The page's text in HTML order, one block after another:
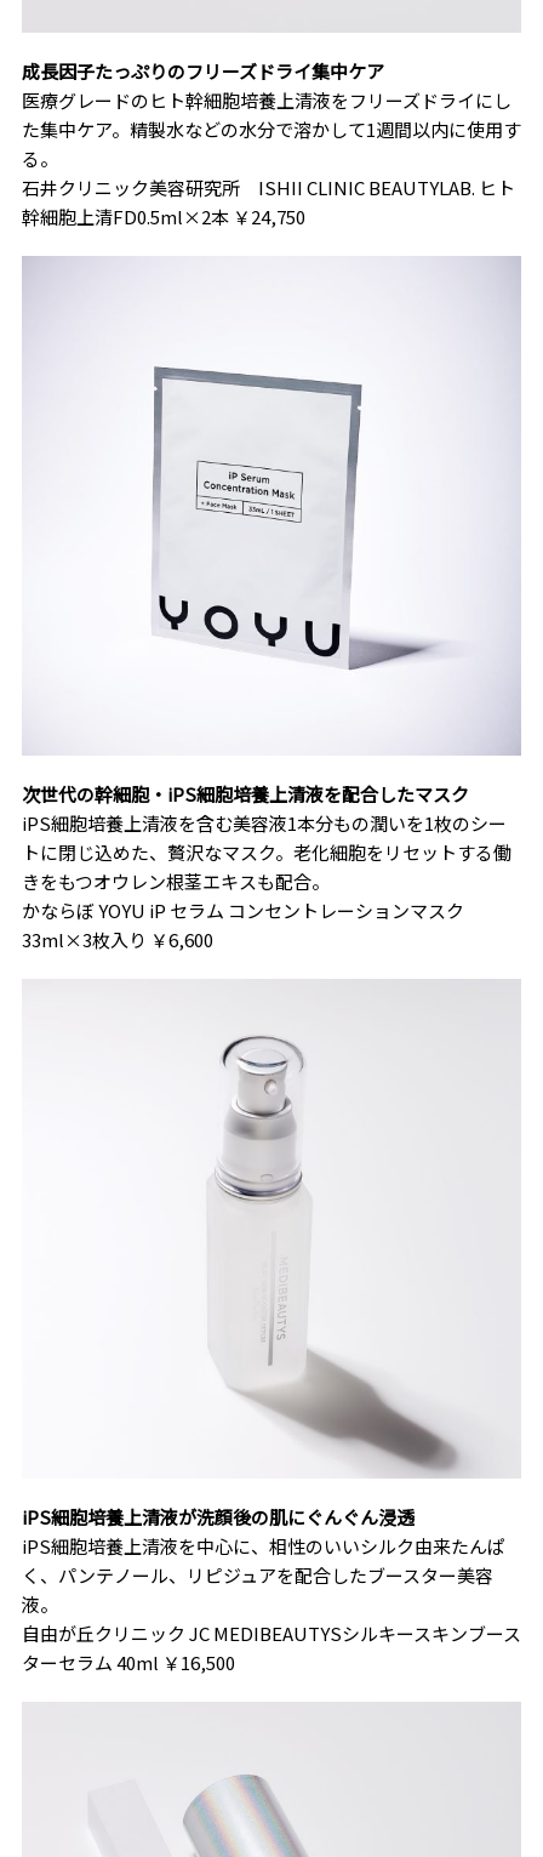
成長因子たっぷりのフリーズドライ集中ケア
医療グレードのヒト幹細胞培養上清液をフリーズドライにし
た集中ケア。精製水などの水分で溶かして1週間以内に使用す
る。
石井クリニック美容研究所 ISHII CLINIC BEAUTYLAB. ヒト
幹細胞上清FD0.5ml×2本 ￥24,750
次世代の幹細胞・iPS細胞培養上清液を配合したマスク
iPS細胞培養上清液を含む美容液1本分もの潤いを1枚のシー
トに閉じ込めた、贅沢なマスク。老化細胞をリセットする働
きをもつオウレン根茎エキスも配合。
かならぼ YOYU iP セラム コンセントレーションマスク
33ml×3枚入り ￥6,600
iPS細胞培養上清液が洗顔後の肌にぐんぐん浸透
iPS細胞培養上清液を中心に、相性のいいシルク由来たんぱ
く、パンテノール、リピジュアを配合したブースター美容
液。
自由が丘クリニック JC MEDIBEAUTYSシルキースキンブース
ターセラム 40ml ￥16,500